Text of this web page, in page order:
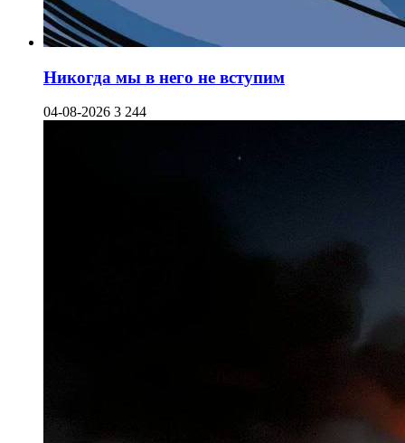
Никогда мы в него не вступим
04-08-2026 3 244